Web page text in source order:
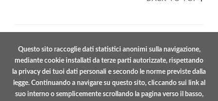
Questo sito raccoglie dati statistici anonimi sulla navigazione,
mediante cookie installati da terze parti autorizzate, rispettando
la privacy dei tuoi dati personali e secondo le norme previste dalla
legge. Continuando a navigare su questo sito, cliccando sui link al
suo interno o semplicemente scrollando la pagina verso il basso,